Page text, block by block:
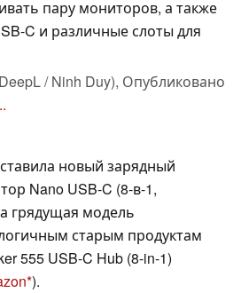
пару мониторов, а также
C и различные слоты для
DeepL / Ninh Duy), Опубликовано
новый зарядный
Nano USB-C (8-в-1,
грядущая модель
старым продуктам
555 USB-C Hub (8-in-1)
).